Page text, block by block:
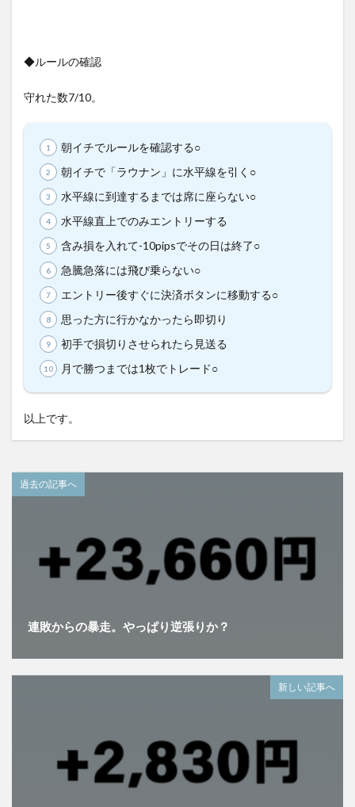
◆ルールの確認
守れた数7/10。
朝イチでルールを確認する○
朝イチで「ラウナン」に水平線を引く○
水平線に到達するまでは席に座らない○
水平線直上でのみエントリーする
含み損を入れて-10pipsでその日は終了○
急騰急落には飛び乗らない○
エントリー後すぐに決済ボタンに移動する○
思った方に行かなかったら即切り
初手で損切りさせられたら見送る
月で勝つまでは1枚でトレード○
以上です。
過去の記事へ
連敗からの暴走。やっぱり逆張りか？
新しい記事へ